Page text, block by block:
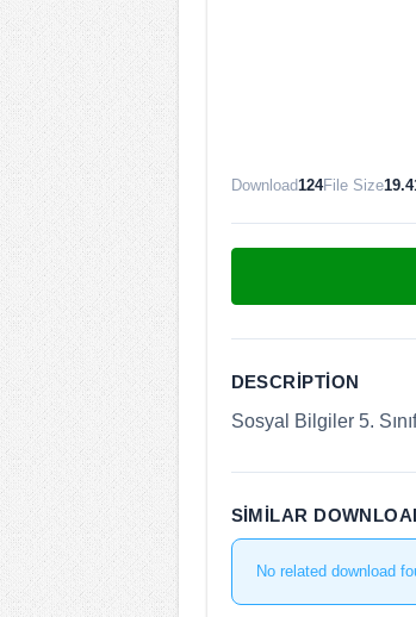
Download124File Size
DESCRIPTION
Sosyal Bilgiler 5.
SIMILAR
No related download